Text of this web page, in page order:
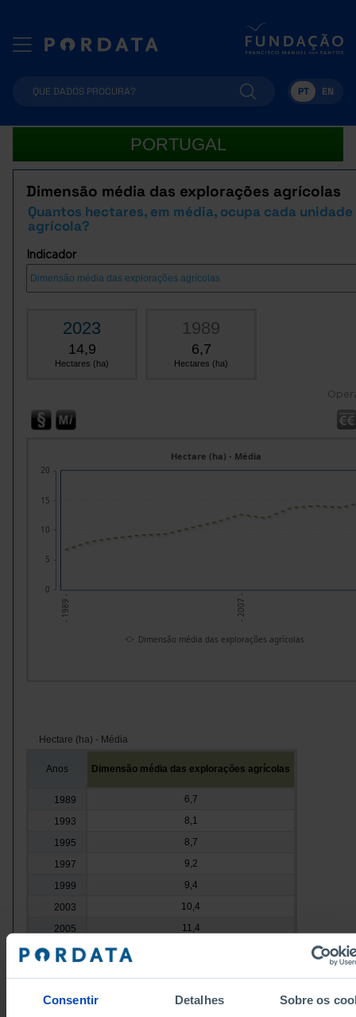
Consentir Detalhes Sobre os
PT EN
PORTUGAL
Dimensão média das explorações agrícolas
Quantos hectares, em média, ocupa cada unidade
agrícola?
Indicador
2023
14,9
Hectares (ha)
1989
6,7
Hectares (ha)
- 1989 - - 2007 -
Hectare (ha) - Média
0
5
10
15
20
Dimensão média das explorações agrícolas
Hectare (ha) - Média
Anos Dimensão média das explorações agrícolas
1989
6,7
1993
8,1
1995
8,7
1997
9,2
1999
9,4
2003
10,4
2005
11,4
2007